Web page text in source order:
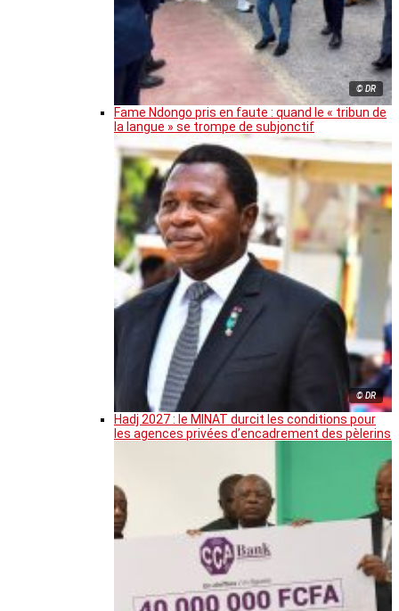
© DR
Fame Ndongo pris en faute : quand le « tribun de
la langue » se trompe de subjonctif
© DR
Hadj 2027 : le MINAT durcit les conditions pour
les agences privées d’encadrement des pèlerins